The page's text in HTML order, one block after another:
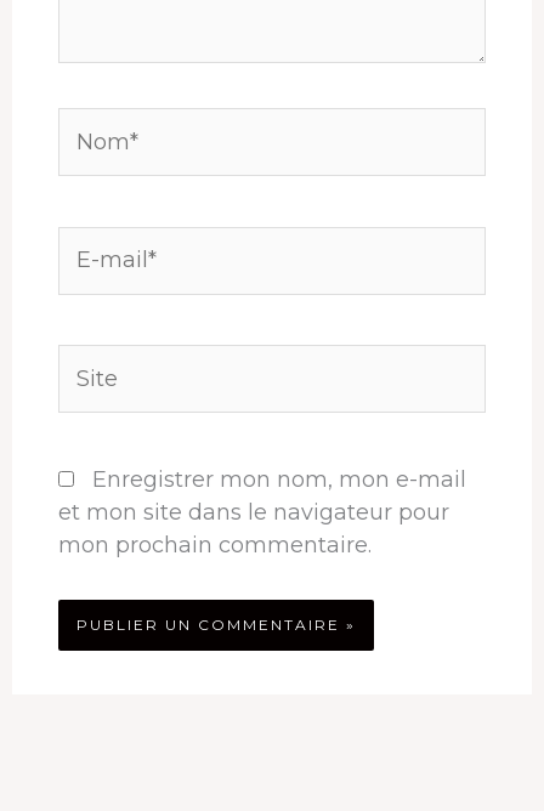
mail*
Enregistrer mon nom, mon e-mail
et mon site dans le navigateur pour
mon prochain commentaire.